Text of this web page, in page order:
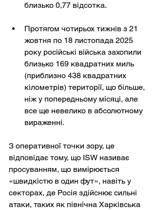
близько 0,77 відсотка.
Протягом чотирьох тижнів з 21
жовтня по 18 листопада 2025
року російські війська захопили
близько 169 квадратних миль
(приблизно 438 квадратних
кілометрів) території, що більше,
ніж у попередньому місяці, але
все ще невелико в абсолютному
вираженні.
З оперативної точки зору, це
відповідає тому, що ISW називає
просуванням, що вимірюється
«швидкістю в один фут», навіть у
секторах, де Росія здійснює сильні
атаки, таких як північна Харківська